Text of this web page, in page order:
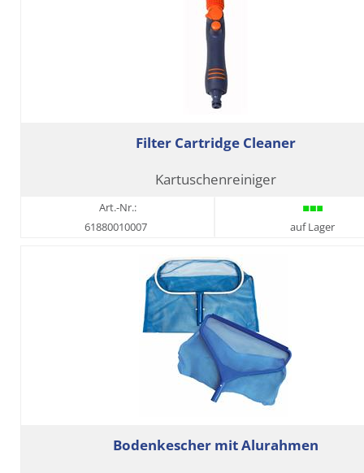
Filter Cartridge Cleaner
Kartuschenreiniger
Art.-Nr.:
61880010007
auf Lager
Bodenkescher mit Alurahmen